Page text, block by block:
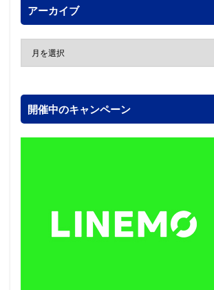
アーカイブ
開催中のキャンペーン